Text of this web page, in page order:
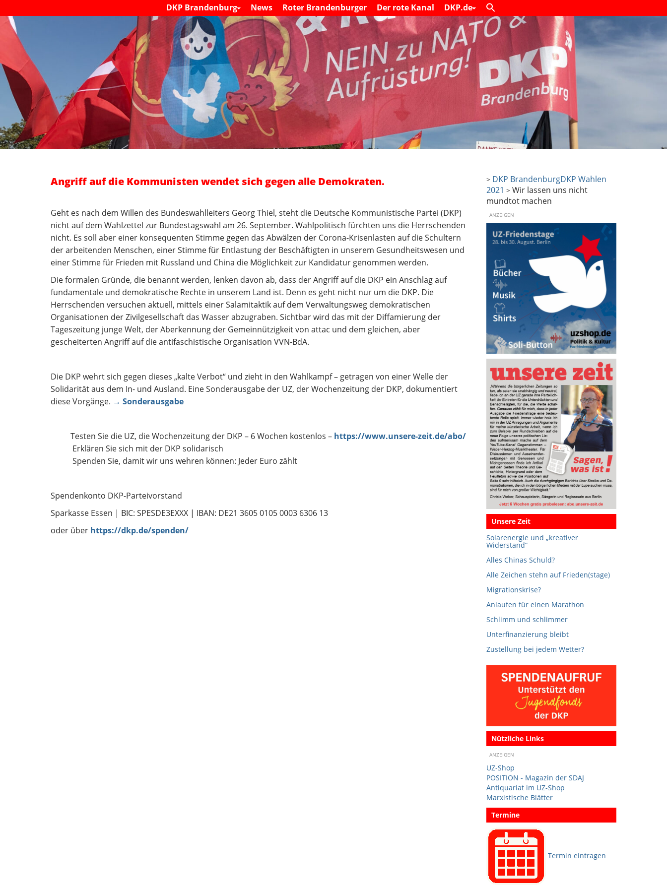
M
a
i
n
m
e
n
u
S
k
p
o
c
o
n
e
n
t
DKP Brandenburg News Roter Brandenburger Der rote Kanal DKP.de
Angriff auf die Kommunisten wendet sich gegen alle Demokraten.
Geht es nach dem Willen des Bundeswahlleiters Georg Thiel, steht die Deutsche Kommunistische Partei (DKP)
nicht auf dem Wahlzettel zur Bundestagswahl am 26. September. Wahlpolitisch fürchten uns die Herrschenden
nicht. Es soll aber einer konsequenten Stimme gegen das Abwälzen der Corona-Krisenlasten auf die Schultern
der arbeitenden Menschen, einer Stimme für Entlastung der Beschäftigten in unserem Gesundheitswesen und
einer Stimme für Frieden mit Russland und China die Möglichkeit zur Kandidatur genommen werden.
Die formalen Gründe, die benannt werden, lenken davon ab, dass der Angriff auf die DKP ein Anschlag auf
fundamentale und demokratische Rechte in unserem Land ist. Denn es geht nicht nur um die DKP. Die
Herrschenden versuchen aktuell, mittels einer Salamitaktik auf dem Verwaltungsweg demokratischen
Organisationen der Zivilgesellschaft das Wasser abzugraben. Sichtbar wird das mit der Diffamierung der
Tageszeitung junge Welt, der Aberkennung der Gemeinnützigkeit von attac und dem gleichen, aber
gescheiterten Angriff auf die antifaschistische Organisation VVN-BdA.
Die DKP wehrt sich gegen dieses „kalte Verbot“ und zieht in den Wahlkampf – getragen von einer Welle der
Solidarität aus dem In- und Ausland. Eine Sonderausgabe der UZ, der Wochenzeitung der DKP, dokumentiert
diese Vorgänge. → Sonderausgabe
Testen Sie die UZ, die Wochenzeitung der DKP – 6 Wochen kostenlos – https://www.unsere-zeit.de/abo/
Erklären Sie sich mit der DKP solidarisch
Spenden Sie, damit wir uns wehren können: Jeder Euro zählt
Spendenkonto DKP-Parteivorstand
Sparkasse Essen | BIC: SPESDE3EXXX | IBAN: DE21 3605 0105 0003 6306 13
oder über https://dkp.de/spenden/
> DKP BrandenburgDKP Wahlen
2021 > Wir lassen uns nicht
mundtot machen
ANZEIGEN
Unsere Zeit
Solarenergie und „kreativer
Widerstand“
Alles Chinas Schuld?
Alle Zeichen stehn auf Frieden(stage)
Migrationskrise?
Anlaufen für einen Marathon
Schlimm und schlimmer
Unterfinanzierung bleibt
Zustellung bei jedem Wetter?
Nützliche Links
ANZEIGEN
UZ-Shop
POSITION - Magazin der SDAJ
Antiquariat im UZ-Shop
Marxistische Blätter
Termine
Termin eintragen